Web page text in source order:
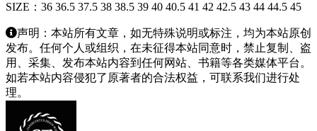
SIZE：36 36.5 37.5 38 38.5 39 40 40.5 41 42 42.5 43 44 44.5 45
声明：本站所有文章，如无特殊说明或标注，均为本站原创
发布。任何个人或组织，在未征得本站同意时，禁止复制、盗
用、采集、发布本站内容到任何网站、书籍等各类媒体平台。
如若本站内容侵犯了原著者的合法权益，可联系我们进行处
理。